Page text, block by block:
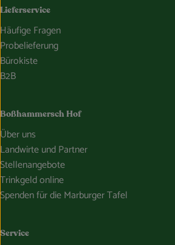
Lieferservice
Häufige Fragen
Probelieferung
Bürokiste
B2B
Boßhammersch Hof
Über uns
Landwirte und Partner
Stellenangebote
Trinkgeld online
Spenden für die Marburger Tafel
Service